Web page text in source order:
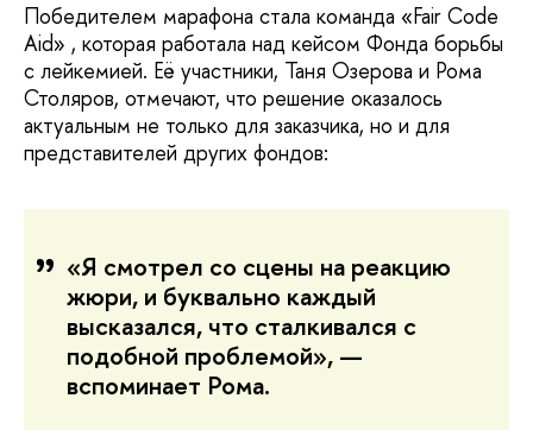
Победителем марафона стала команда «Fair Code
Aid» , которая работала над кейсом Фонда борьбы
с лейкемией. Её участники, Таня Озерова и Рома
Столяров, отмечают, что решение оказалось
актуальным не только для заказчика, но и для
представителей других фондов:
«Я смотрел со сцены на реакцию
жюри, и буквально каждый
высказался, что сталкивался с
подобной проблемой», —
вспоминает Рома.